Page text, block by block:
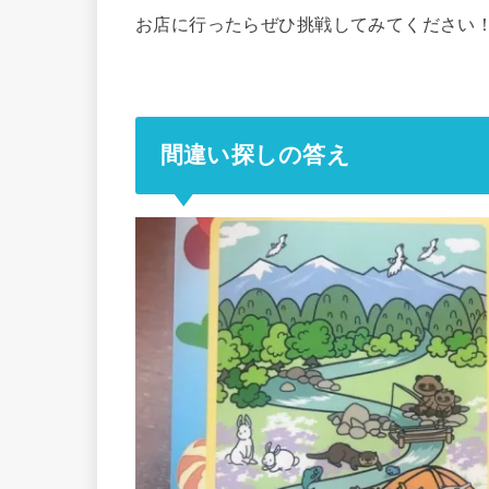
お店に行ったらぜひ挑戦してみてください
間違い探しの答え